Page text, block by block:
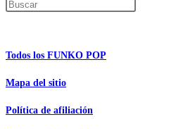
Todos los FUNKO POP
Mapa del sitio
Política de afiliación